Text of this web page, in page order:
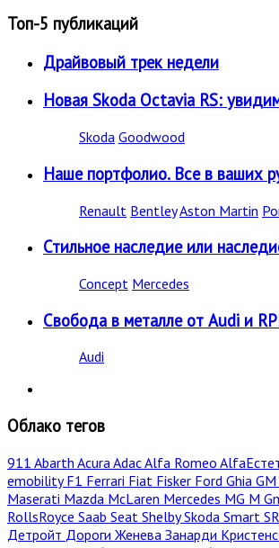
Топ-5 публикаций
Драйвовый трек недели
Новая Skoda Octavia RS:
Skoda Goodwood
Наше портфолио. Все в ваших
Renault BentleyAston Martin
Стильное наследие или
Concept Mercedes
Свобода в металле от Audi и
Audi
Облако тегов
911 Abarth Acura AdacAlfa Romeo
emobilityF1 Ferrari Fiat Fisker Ford Ghia GM
Maserati Mazda McLaren Mercedes MG M
RollsRoyce Saab Seat ShelbySkoda Smart
Детройт Дороги Женева Занарди